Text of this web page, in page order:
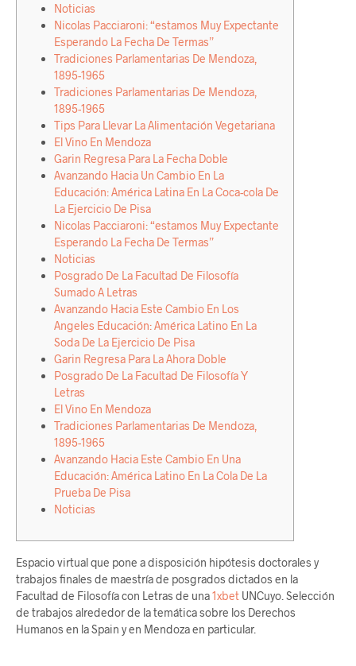
Noticias
Nicolas Pacciaroni: “estamos Muy Expectante
Esperando La Fecha De Termas”
Tradiciones Parlamentarias De Mendoza,
1895-1965
Tradiciones Parlamentarias De Mendoza,
1895-1965
Tips Para Llevar La Alimentación Vegetariana
El Vino En Mendoza
Garin Regresa Para La Fecha Doble
Avanzando Hacia Un Cambio En La
Educación: América Latina En La Coca-cola De
La Ejercicio De Pisa
Nicolas Pacciaroni: “estamos Muy Expectante
Esperando La Fecha De Termas”
Noticias
Posgrado De La Facultad De Filosofía
Sumado A Letras
Avanzando Hacia Este Cambio En Los
Angeles Educación: América Latino En La
Soda De La Ejercicio De Pisa
Garin Regresa Para La Ahora Doble
Posgrado De La Facultad De Filosofía Y
Letras
El Vino En Mendoza
Tradiciones Parlamentarias De Mendoza,
1895-1965
Avanzando Hacia Este Cambio En Una
Educación: América Latino En La Cola De La
Prueba De Pisa
Noticias
Espacio virtual que pone a disposición hipótesis doctorales y
trabajos finales de maestría de posgrados dictados en la
Facultad de Filosofía con Letras de una1xbet UNCuyo. Selección
de trabajos alrededor de la temática sobre los Derechos
Humanos en la Spain y en Mendoza en particular.